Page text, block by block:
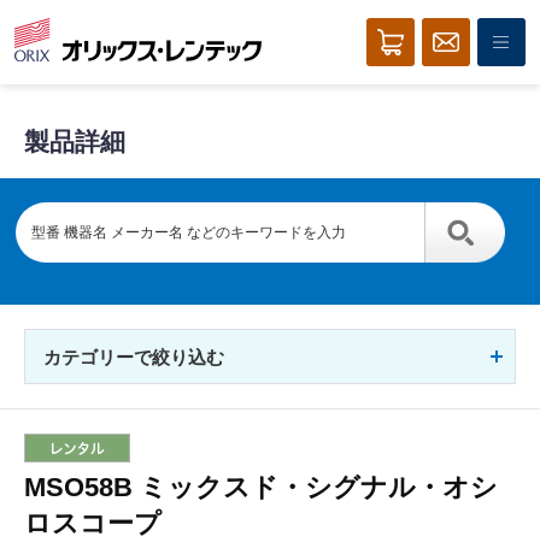
製品詳細
カテゴリーで絞り込む
MSO58B ミックスド・シグナル・オシ
ロスコープ